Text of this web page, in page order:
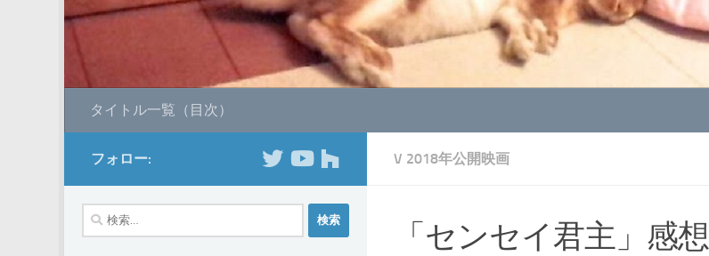
タイトル一覧（目次）
V 2018年公開映画
「センセイ君主」感想
フォロー:
検
索: